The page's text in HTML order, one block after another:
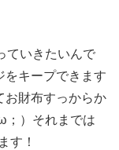
ていきたいんで
をキープできます
お財布すっからか
；）それまでは
す！